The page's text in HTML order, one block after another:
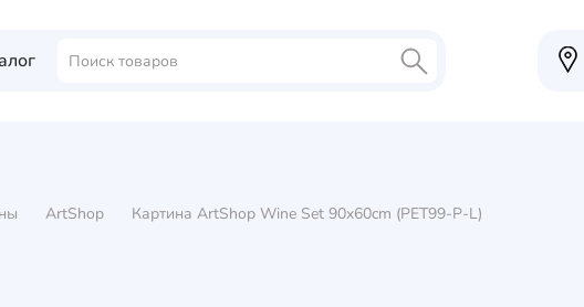
ArtShop Картина ArtShop Wine Set 90x60cm (PET99-P-L)